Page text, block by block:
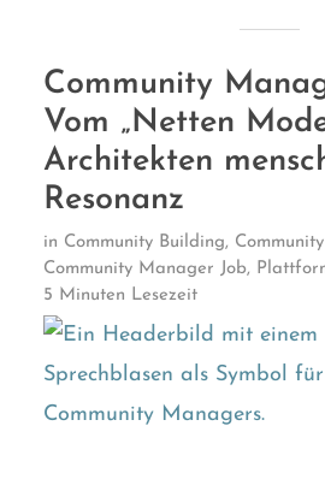
Community
Vom „Netten
Architekten
Resonanz
in Community Building,
Community Manager Job,
5 Minuten Lesezeit